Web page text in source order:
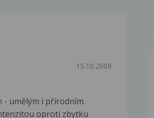
15.10.2009
- umělým i přírodním.
oproti zbytku